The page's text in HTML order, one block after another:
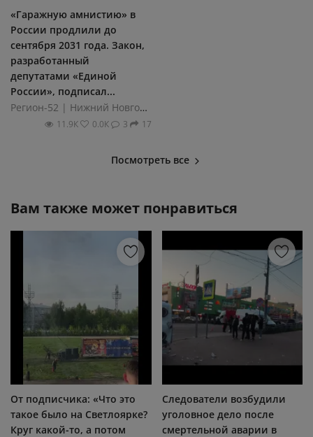
«Гаражную амнистию» в
России продлили до
сентября 2031 года. Закон,
разработанный
депутатами «Единой
России», подписал...
Регион-52 | Нижний Новгород
11.9К 0.0К 3 17
Посмотреть все
Вам также может понравиться
От подписчика: «Что это
такое было на Светлоярке?
Круг какой-то, а потом
Следователи возбудили
уголовное дело после
смертельной аварии в